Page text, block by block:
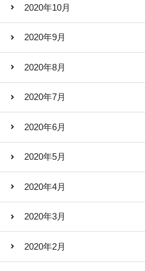
2020年10月
2020年9月
2020年8月
2020年7月
2020年6月
2020年5月
2020年4月
2020年3月
2020年2月